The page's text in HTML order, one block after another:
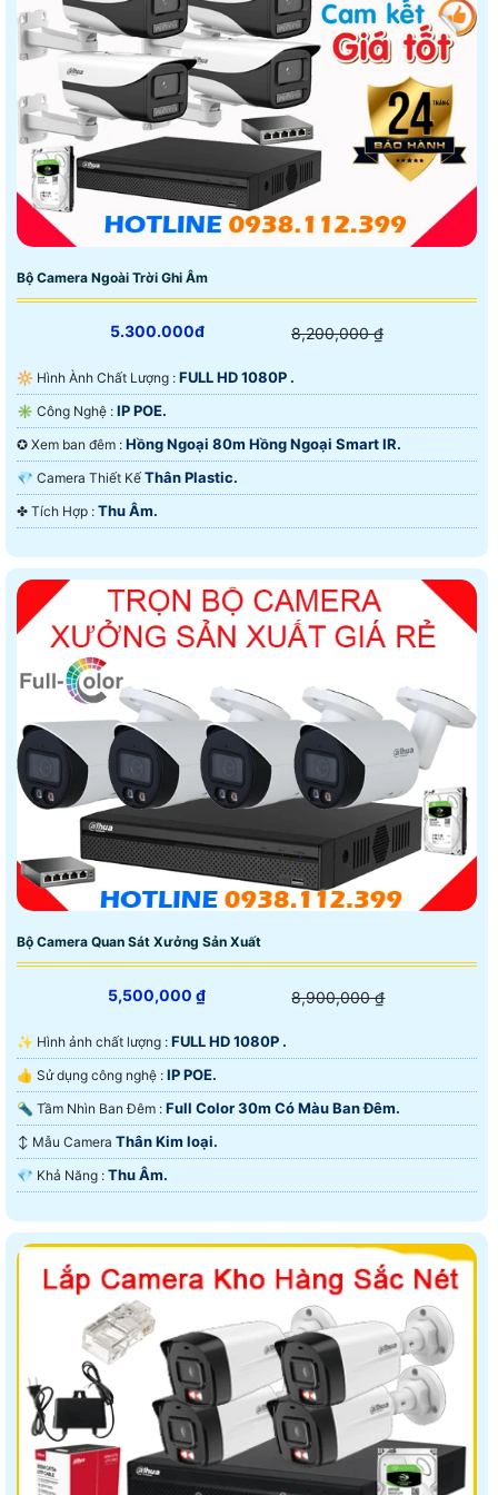
trời với tiêu chuẩn Ip67.
Bộ Camera Ngoài Trời Ghi Âm
5.300.000đ 8,200,000 ₫
🔆 Hình Ành Chất Lượng : FULL HD 1080P .
✳️ Công Nghệ : IP POE.
✪ Xem ban đêm : Hồng Ngoại 80m Hồng Ngoại Smart IR.
💎 Camera Thiết Kế Thân Plastic.
️✤ Tích Hợp : Thu Âm.
Bộ Camera Quan Sát Xưởng Sản Xuất
5,500,000 ₫ 8,900,000 ₫
✨ Hình ảnh chất lượng : FULL HD 1080P .
👍 Sử dụng công nghệ : IP POE.
🔦 Tầm Nhìn Ban Đêm : Full Color 30m Có Màu Ban Ðêm.
↕️ Mẫu Camera Thân Kim loại.
️💎 Khả Năng : Thu Âm.